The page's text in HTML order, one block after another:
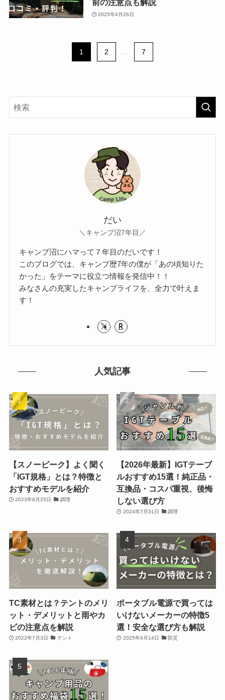
前の注意点も解説
2025年4月26日
1 2 7
だい
＼キャンプ沼7年目／
キャンプ沼にハマって７年目のだいです！
このブログでは、キャンプ歴7年の僕が「あの頃知りた
かった」をテーマに役立つ情報を発信中！！
みなさんの充実したキャンプライフを、全力で叶えま
す！
人気記事
【スノーピーク】よく聞く
「IGT規格」とは？特徴と
おすすめモデルを紹介
2023年8月25日 調理
【2026年最新】IGTテーブ
ルおすすめ15選！純正品・
互換品・コスパ重視、後悔
しない選び方
2024年7月31日 調理
TC素材とは？テントのメリ
ット・デメリットと雨やカ
ビの注意点を解説
2022年7月3日 テント
ポータブル電源で買っては
いけないメーカーの特徴5
選！安全な選び方も解説
2025年4月14日 防災